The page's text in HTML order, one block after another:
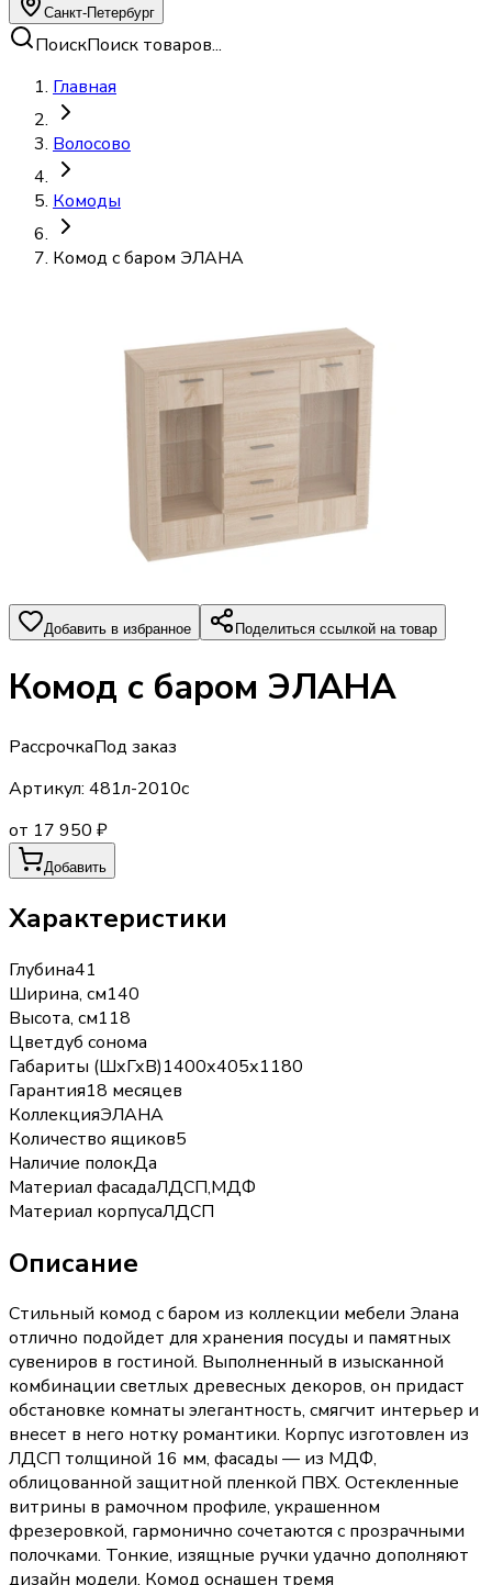
Санкт-Петербург
ПоискПоиск товаров...
Главная
Волосово
Комоды
Комод с баром ЭЛАНА
Добавить в избранное Поделиться ссылкой на товар
Комод с баром ЭЛАНА
РассрочкаПод заказ
Артикул: 481л-2010с
от 17 950 ₽
Добавить
Характеристики
Глубина41
Ширина, см140
Высота, см118
Цветдуб сонома
Габариты (ШхГхВ)1400х405х1180
Гарантия18 месяцев
КоллекцияЭЛАНА
Количество ящиков5
Наличие полокДа
Материал фасадаЛДСП,МДФ
Материал корпусаЛДСП
Описание
Стильный комод с баром из коллекции мебели Элана
отлично подойдет для хранения посуды и памятных
сувениров в гостиной. Выполненный в изысканной
комбинации светлых древесных декоров, он придаст
обстановке комнаты элегантность, смягчит интерьер и
внесет в него нотку романтики. Корпус изготовлен из
ЛДСП толщиной 16 мм, фасады — из МДФ,
облицованной защитной пленкой ПВХ. Остекленные
витрины в рамочном профиле, украшенном
фрезеровкой, гармонично сочетаются с прозрачными
полочками. Тонкие, изящные ручки удачно дополняют
дизайн модели. Комод оснащен тремя